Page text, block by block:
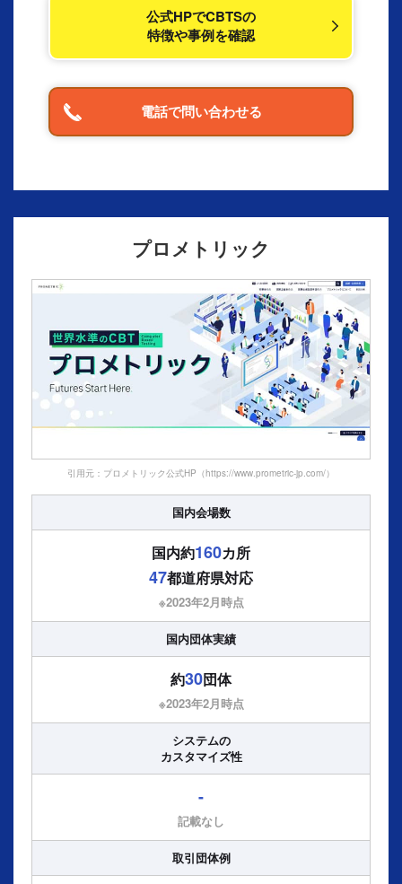
公式HPでCBTSの
特徴や事例を確認
電話で問い合わせる
プロメトリック
引用元：プロメトリック公式HP（https://www.prometric-jp.com/）
国内会場数
国内約160カ所
47都道府県対応
※2023年2⽉時点
国内団体実績
約30団体
※2023年2⽉時点
システムの
カスタマイズ性
-
記載なし
取引団体例